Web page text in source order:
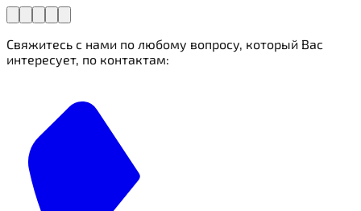
Свяжитесь с нами по любому вопросу, который Вас
интересует, по контактам: